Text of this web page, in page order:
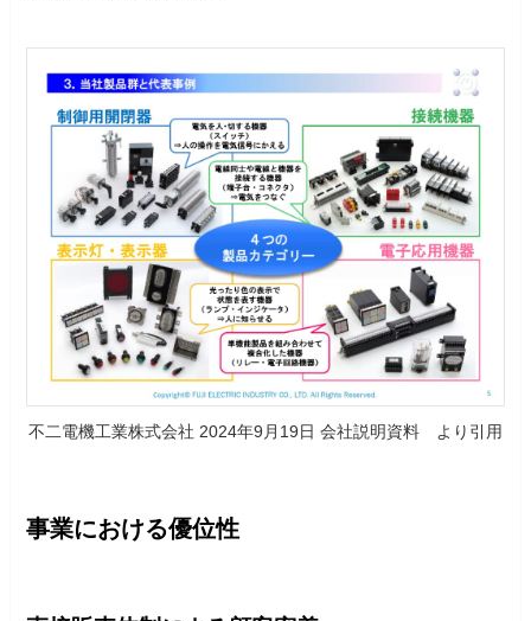
不二電機工業株式会社 2024年9月19日 会社説明資料 より引用
事業における優位性